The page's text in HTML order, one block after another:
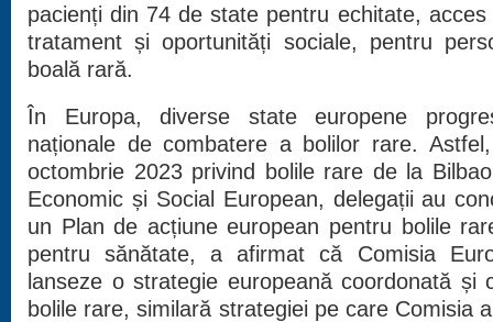
pacienți din 74 de state pentru echitate,
tratament și oportunități sociale, pentru
boală rară.
În Europa, diverse state europene
naționale de combatere a bolilor rare.
octombrie 2023 privind bolile rare de la
Economic și Social European, delegații au
un Plan de acțiune european pentru bolile
pentru sănătate, a afirmat că Comisia
lanseze o strategie europeană coordonată și
bolile rare, similară strategiei pe care Comisia